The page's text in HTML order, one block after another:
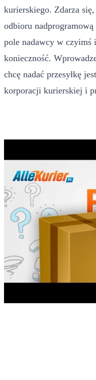
kurierskiego. Zdarza
odbioru
pole nadawcy w czyimś
konieczność.
chcę nadać przesyłkę
korporacji kurierskiej i